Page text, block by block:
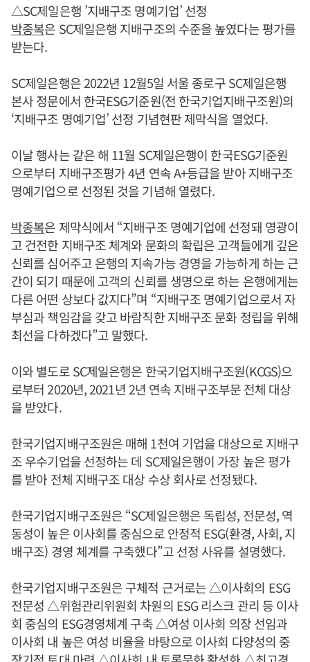
△SC제일은행 ’지배구조 명예기업’ 선정
박종복은 SC제일은행 지배구조의 수준을 높였다는 평가를
받는다.
SC제일은행은 2022년 12월5일 서울 종로구 SC제일은행
본사 정문에서 한국ESG기준원(전 한국기업지배구조원)의
‘지배구조 명예기업’ 선정 기념현판 제막식을 열었다.
이날 행사는 같은 해 11월 SC제일은행이 한국ESG기준원
으로부터 지배구조평가 4년 연속 A+등급을 받아 지배구조
명예기업으로 선정된 것을 기념해 열렸다.
박종복은 제막식에서 “지배구조 명예기업에 선정돼 영광이
고 건전한 지배구조 체계와 문화의 확립은 고객들에게 깊은
신뢰를 심어주고 은행의 지속가능 경영을 가능하게 하는 근
간이 되기 때문에 고객의 신뢰를 생명으로 하는 은행에게는
다른 어떤 상보다 값지다”며 “지배구조 명예기업으로서 자
부심과 책임감을 갖고 바람직한 지배구조 문화 정립을 위해
최선을 다하겠다”고 말했다.
이와 별도로 SC제일은행은 한국기업지배구조원(KCGS)으
로부터 2020년, 2021년 2년 연속 지배구조부문 전체 대상
을 받았다.
한국기업지배구조원은 매해 1천여 기업을 대상으로 지배구
조 우수기업을 선정하는 데 SC제일은행이 가장 높은 평가
를 받아 전체 지배구조 대상 수상 회사로 선정됐다.
한국기업지배구조원은 “SC제일은행은 독립성, 전문성, 역
동성이 높은 이사회를 중심으로 안정적 ESG(환경, 사회, 지
배구조) 경영 체계를 구축했다”고 선정 사유를 설명했다.
한국기업지배구조원은 구체적 근거로는 △이사회의 ESG
전문성 △위험관리위원회 차원의 ESG 리스크 관리 등 이사
회 중심의 ESG경영체계 구축 △여성 이사회 의장 선임과
이사회 내 높은 여성 비율을 바탕으로 이사회 다양성의 중